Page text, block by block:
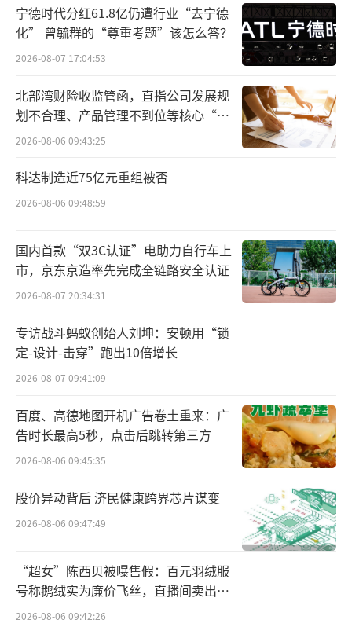
北欧及全欧洲客户提供专业、优质的储能服
务。本次跨国战略合作，对果下科技全球化战
略落地具备里程碑意义。首先，借助Rocmore
的本土渠道与资源优势，公司成功突破北欧市
场壁垒，顺利切入欧洲核心储能赛道，补齐了
海外业务布局的关键短板，进一步扩大了国际
地，企业能够深度对接欧洲高端储能市场标
准，持续迭代优化产品与服务体系，积累宝贵
的海外运营经验，进而为后续全面深耕欧洲全
域市场、拓展多元化储能业务筑牢扎实根基。
（责任编辑：zx0600）
宁德时代分红61.8亿仍遭行业“去宁德
化” 曾毓群的“尊重考题”该怎么答？
2026-08-07 17:04:53
北部湾财险收监管函，直指公司发展规
划不合理、产品管理不到位等核心“痛
点”
2026-08-06 09:43:25
科达制造近75亿元重组被否
2026-08-06 09:48:59
国内首款“双3C认证”电助力自行车上
市，京东京造率先完成全链路安全认证
2026-08-07 20:34:31
专访战斗蚂蚁创始人刘坤：安顿用“锁
定-设计-击穿”跑出10倍增长
2026-08-07 09:41:09
百度、高德地图开机广告卷土重来：广
告时长最高5秒，点击后跳转第三方
2026-08-06 09:45:35
股价异动背后 济民健康跨界芯片谋变
2026-08-06 09:47:49
“超女”陈西贝被曝售假：百元羽绒服
号称鹅绒实为廉价飞丝，直播间卖出超
百万元
2026-08-06 09:42:26